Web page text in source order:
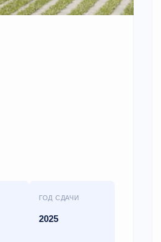
ГОД СДАЧИ
2025